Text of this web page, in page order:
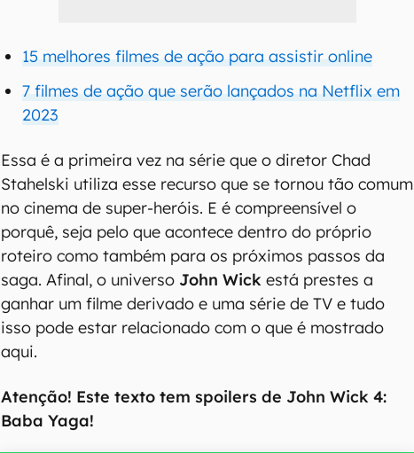
15 melhores filmes de ação para assistir online
7 filmes de ação que serão lançados na Netflix em
2023
Essa é a primeira vez na série que o diretor Chad
Stahelski utiliza esse recurso que se tornou tão comum
no cinema de super-heróis. E é compreensível o
porquê, seja pelo que acontece dentro do próprio
roteiro como também para os próximos passos da
saga. Afinal, o universo John Wick está prestes a
ganhar um filme derivado e uma série de TV e tudo
isso pode estar relacionado com o que é mostrado
aqui.
Atenção! Este texto tem spoilers de John Wick 4:
Baba Yaga!